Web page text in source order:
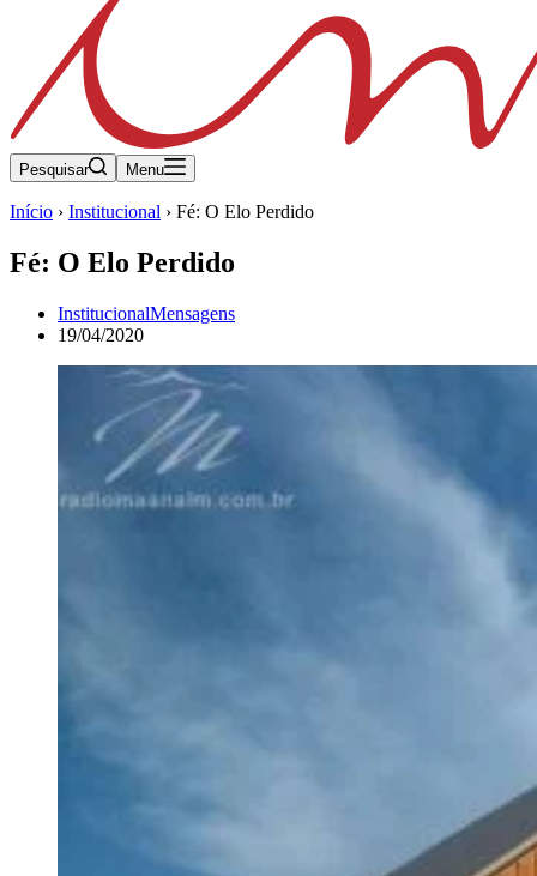
Pesquisar Menu
Início › Institucional › Fé: O Elo Perdido
Fé: O Elo Perdido
InstitucionalMensagens
19/04/2020